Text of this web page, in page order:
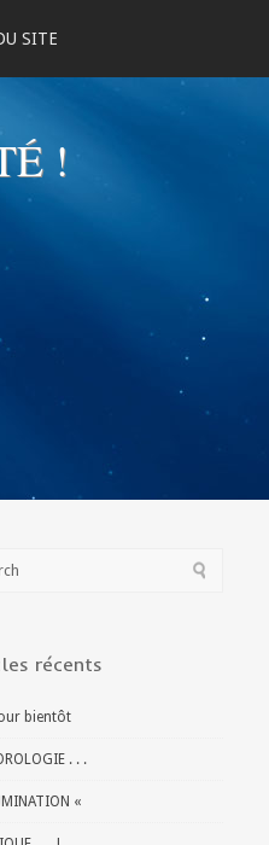
SITE
!
récents
bientôt
. . .
«